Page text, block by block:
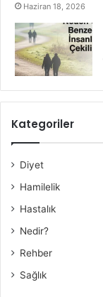
Haziran 18, 2026
Kategoriler
Diyet
Hamilelik
Hastalık
Nedir?
Rehber
Sağlık